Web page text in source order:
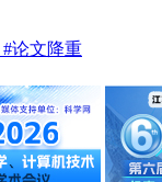
#论文降重